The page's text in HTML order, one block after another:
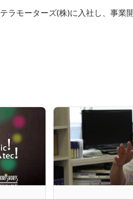
ラモーターズ(株)に入社し、事業